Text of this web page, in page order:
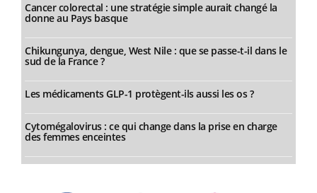
Cancer colorectal : une stratégie simple aurait changé la
donne au Pays basque
Chikungunya, dengue, West Nile : que se passe-t-il dans le
sud de la France ?
Les médicaments GLP-1 protègent-ils aussi les os ?
Cytomégalovirus : ce qui change dans la prise en charge
des femmes enceintes